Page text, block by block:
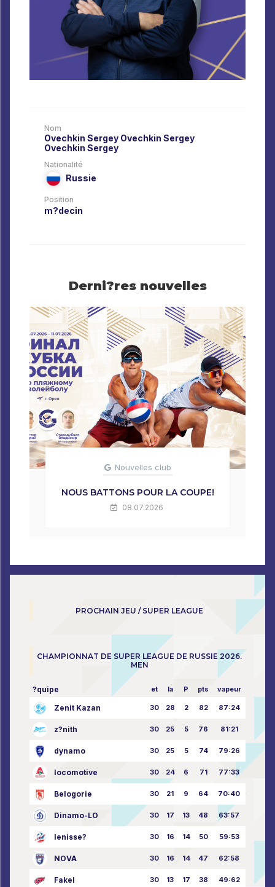
Nom
Ovechkin Sergey Ovechkin Sergey
Ovechkin Sergey
Nationalité
Russie
Position
m?decin
Derni?res nouvelles
Nouvelles club
NOUS BATTONS POUR LA COUPE!
08.07.2026
PROCHAIN JEU / SUPER LEAGUE
CHAMPIONNAT DE SUPER LEAGUE DE RUSSIE 2026.
MEN
?quipe et la P pts vapeur
Zenit Kazan 30 28 2 82 87:24
z?nith 30 25 5 76 81:21
dynamo 30 25 5 74 79:26
locomotive 30 24 6 71 77:33
Belogorie 30 21 9 64 70:40
Dinamo-LO 30 17 13 48 63:57
Ienisse? 30 16 14 50 59:53
NOVA 30 16 14 47 62:58
Fakel 30 13 17 38 49:62